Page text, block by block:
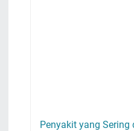
Penyakit yang